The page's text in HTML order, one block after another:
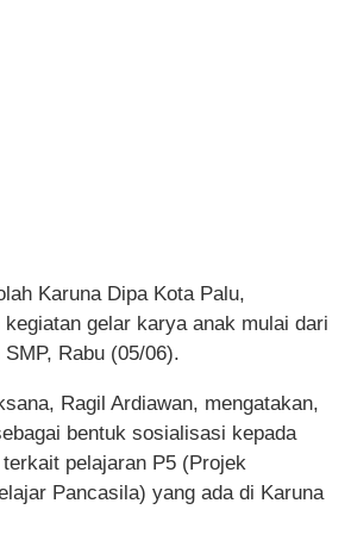
Karuna Dipa Kota Palu,
kegiatan gelar karya anak mulai dari
Rabu (05/06).
Ragil Ardiawan, mengatakan,
bentuk sosialisasi kepada
pelajaran P5 (Projek
Pancasila) yang ada di Karuna